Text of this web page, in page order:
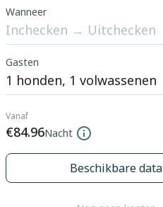
Wanneer
Gasten
Vanaf
€84.96Nacht
Beschikbare data